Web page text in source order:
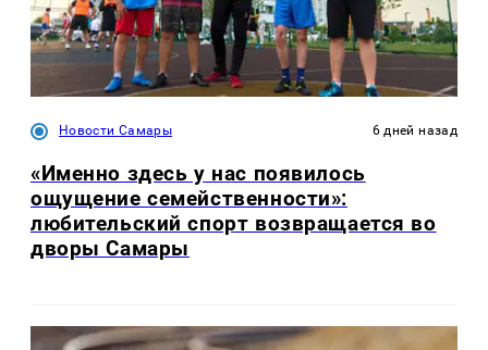
Новости Самары 6 дней назад
«Именно здесь у нас появилось
ощущение семейственности»:
любительский спорт возвращается во
дворы Самары